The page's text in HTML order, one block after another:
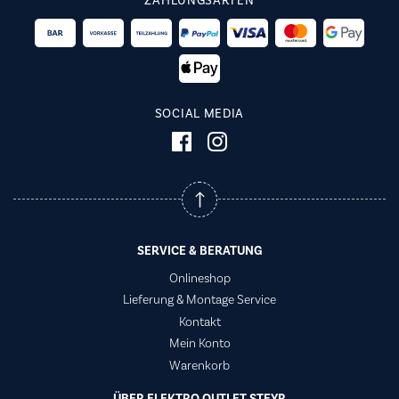
SOCIAL MEDIA
SERVICE & BERATUNG
Onlineshop
Lieferung & Montage Service
Kontakt
Mein Konto
Warenkorb